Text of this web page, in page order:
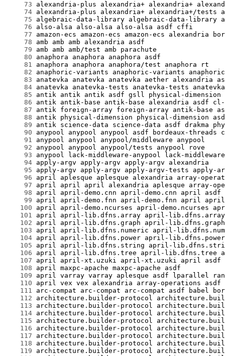
     73
     74
     75
     76
     77
     78
     79
     80
     81
     82
     83
     84
     85
     86
     87
     88
     89
     90
     91
     92
     93
     94
     95
     96
     97
     98
     99
    100
    101
    102
    103
    104
    105
    106
    107
    108
    109
    110
    111
    112
    113
    114
    115
    116
    117
    118
    119